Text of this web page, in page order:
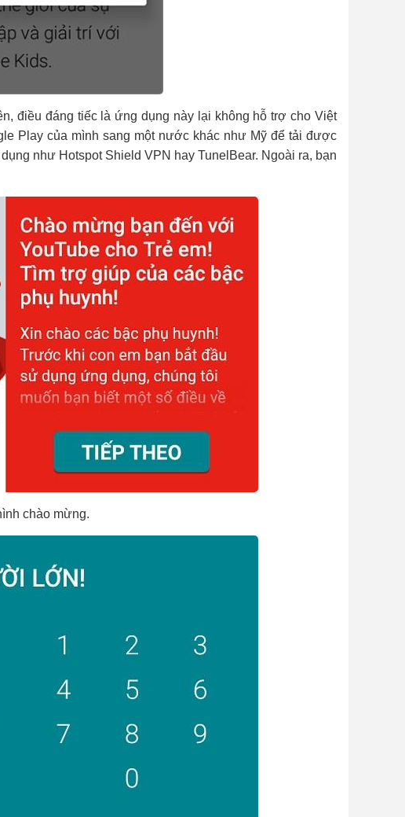
điều đáng tiếc là ứng dụng này lại không hỗ trợ cho Việt
Play của mình sang một nước khác như Mỹ để tải được
như Hotspot Shield VPN hay TunelBear. Ngoài ra, bạn
chào mừng.